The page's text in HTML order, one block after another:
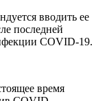
вводить ее
последней
COVID-19.
время